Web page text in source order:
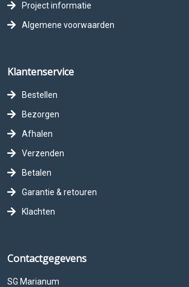
Project informatie
Algemene voorwaarden
Klantenservice
Bestellen
Bezorgen
Afhalen
Verzenden
Betalen
Garantie & retouren
Klachten
Contactgegevens
SG Marianum